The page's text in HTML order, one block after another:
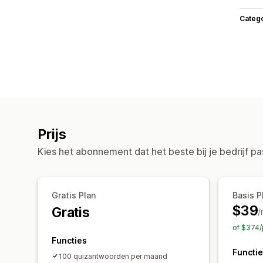
Prijs
Kies het abonnement dat het beste bij je bedrijf
Gratis Plan
Gratis
Functies
100 quizantwoorden per maand
Basis
$39/
of $374/